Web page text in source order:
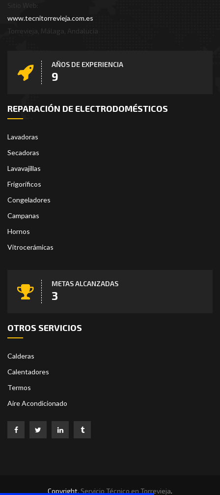
Sitio Web:
www.tecnitorrevieja.com.es
Torrevieja, Málaga, Andalucía
AÑOS DE EXPERIENCIA
11
REPARACIÓN DE ELECTRODOMÉSTICOS
Lavadoras
Secadoras
Lavavajillas
Frigoríficos
Congeladores
Campanas
Hornos
Vitrocerámicas
METAS ALCANZADAS
4
OTROS SERVICIOS
Calderas
Calentadores
Termos
Aire Acondicionado
Copyright. Servicio Técnico en Torrevieja.